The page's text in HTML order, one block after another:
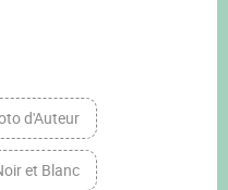
d'Auteur
et Blanc